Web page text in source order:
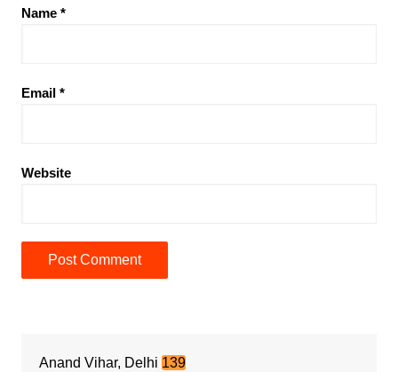
Name *
Email *
Website
Anand Vihar, Delhi 139